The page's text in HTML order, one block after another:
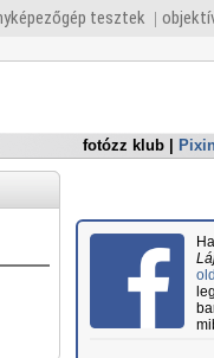
tesztek
fotózz klub